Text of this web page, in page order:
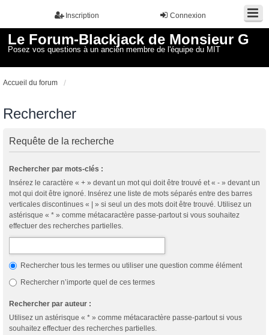
Connexion
Inscription
Le Forum-Blackjack de Monsieur G
Posez vos questions à un ancien membre de l'équipe du MIT
Accueil du forum
Rechercher
Requête de la recherche
Rechercher par mots-clés :
Insérez le caractère « + » devant un mot qui doit être trouvé et « - » devant un
mot qui doit être ignoré. Insérez une liste de mots séparés entre des barres
verticales discontinues « | » si seul un des mots doit être trouvé. Utilisez un
astérisque « * » comme métacaractère passe-partout si vous souhaitez
effectuer des recherches partielles.
Rechercher tous les termes ou utiliser une question comme élément
Rechercher n’importe quel de ces termes
Rechercher par auteur :
Utilisez un astérisque « * » comme métacaractère passe-partout si vous
souhaitez effectuer des recherches partielles.